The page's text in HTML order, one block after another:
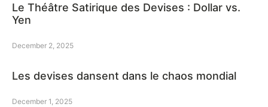
Le Théâtre Satirique des Devises : Dollar vs.
Yen
December 2, 2025
Les devises dansent dans le chaos mondial
December 1, 2025